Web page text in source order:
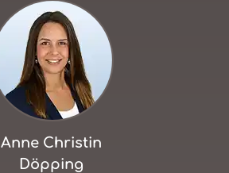
Anne Christin
Döpping